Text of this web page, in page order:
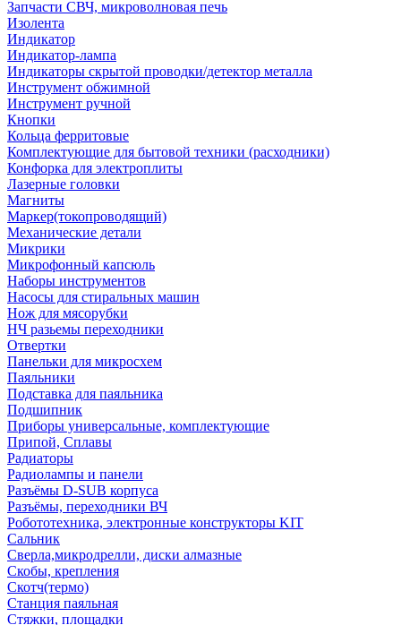
Запчасти СВЧ, микроволновая печь
Изолента
Индикатор
Индикатор-лампа
Индикаторы скрытой проводки/детектор металла
Инструмент обжимной
Инструмент ручной
Кнопки
Кольца ферритовые
Комплектующие для бытовой техники (расходники)
Конфорка для электроплиты
Лазерные головки
Магниты
Маркер(токопроводящий)
Механические детали
Микрики
Микрофонный капсюль
Наборы инструментов
Насосы для стиральных машин
Нож для мясорубки
НЧ разьемы переходники
Отвертки
Панельки для микросхем
Паяльники
Подставка для паяльника
Подшипник
Приборы универсальные, комплектующие
Припой, Сплавы
Радиаторы
Радиолампы и панели
Разъёмы D-SUB корпуса
Разъёмы, переходники ВЧ
Робототехника, электронные конструкторы KIT
Сальник
Сверла,микродрелли, диски алмазные
Скобы, крепления
Скотч(термо)
Станция паяльная
Стяжки, площадки